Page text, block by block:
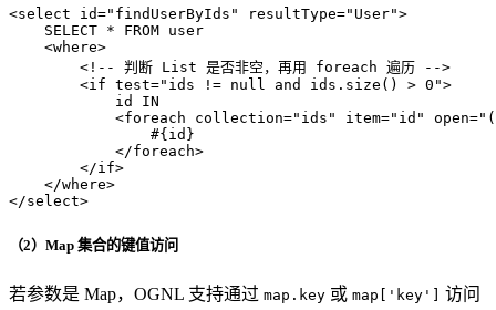
<select id="findUserByIds" resultType="User">
    SELECT * FROM user
<where>
<!-- 判断 List 是否非空，再用 foreach 遍历 -->
<if test="ids != null and ids.size() > 0">
            id IN
<foreach collection="ids" item="id" open=
                #{id}
</foreach>
</if>
</where>
</select>
（2）Map 集合的键值访问
若参数是 Map，OGNL 支持通过 map.key 或 map['key']
访问